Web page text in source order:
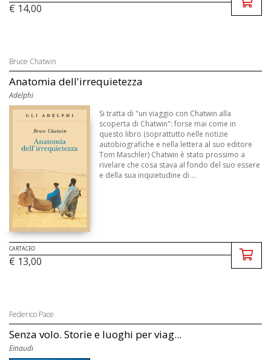
€ 14,00
Bruce Chatwin
Anatomia dell'irrequietezza
Adelphi
Si tratta di "un viaggio con Chatwin alla
scoperta di Chatwin": forse mai come in
questo libro (soprattutto nelle notizie
autobiografiche e nella lettera al suo editore
Tom Maschler) Chatwin è stato prossimo a
rivelare che cosa stava al fondo del suo essere
e della sua inquietudine di ...
CARTACEO
€ 13,00
Federico Pace
Senza volo. Storie e luoghi per viag...
Einaudi